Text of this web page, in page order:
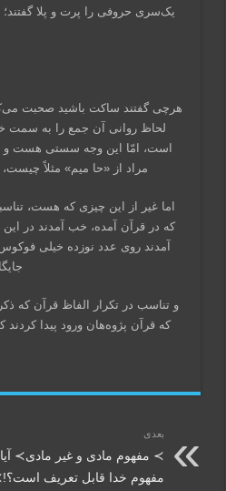
یک‌سری حروفی را پرت و پلا
هرچی گفتند ساکت باشید صحبت
لحاظ روانی آن جمع را به
است، امّا این وجه سستی هست و
مراد از «حا میم» مثلاً
اما غیر از این چیزی که هست،
که در قرآن آمده، خب آمدند در
آمدند روی عدد نوزده خیلی
و تناسب در تکرار الفاظ قرآن که
که قرآن‌ پژوه‌هان ورود پیدا
بعدی
≻ مفهوم مادی و غیر مادی≻ آیا
مفهوم خدا قابل تعریف